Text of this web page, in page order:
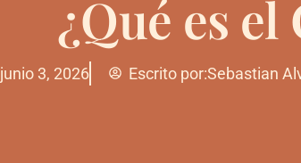
¿Qué es
junio 3, 2026 Escrito por:Sebastian